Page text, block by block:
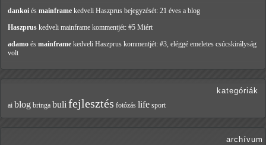
dankoi és mainframe kedveli Haszprus bejegyzését: 21 éves a blog
Haszprus kedveli mainframe kommentjét: #5 Miért
adamo és mainframe kedveli Haszprus kommentjét: #3, eléggé emeletes csúcskirályság
volt
kategóriák
ai blog bringa buli fejlesztés fotózás life sport
archívum